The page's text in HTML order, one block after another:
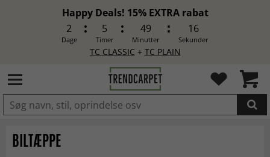
Happy Deals! 15% EXTRA rabat
2
Dage
5
Timer
49
Minutter
15
Sekunder
TC CLASSIC + TC PLAIN
BILTÆPPE